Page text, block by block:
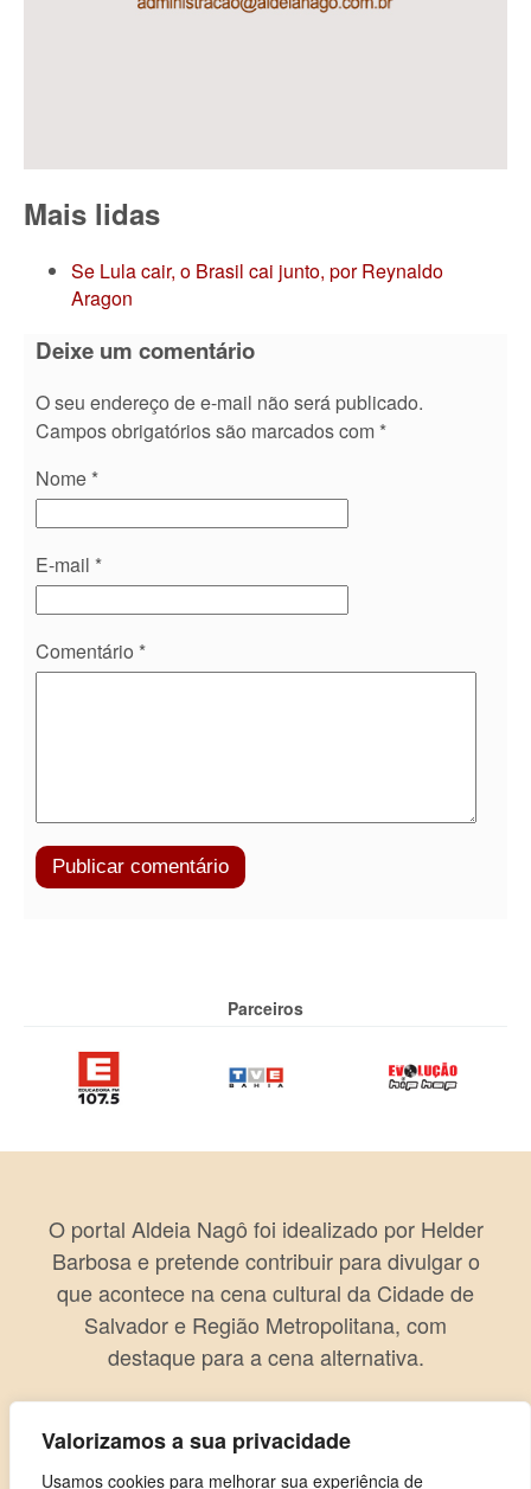
Valorizamos a sua privacidade
Usamos cookies para melhorar sua experiência de
Mais lidas
Se Lula cair, o Brasil cai junto, por Reynaldo
Aragon
Deixe um comentário
O seu endereço de e-mail não será publicado.
Campos obrigatórios são marcados com *
Nome *
E-mail *
Comentário *
Parceiros
O portal Aldeia Nagô foi idealizado por Helder
Barbosa e pretende contribuir para divulgar o
que acontece na cena cultural da Cidade de
Salvador e Região Metropolitana, com
destaque para a cena alternativa.